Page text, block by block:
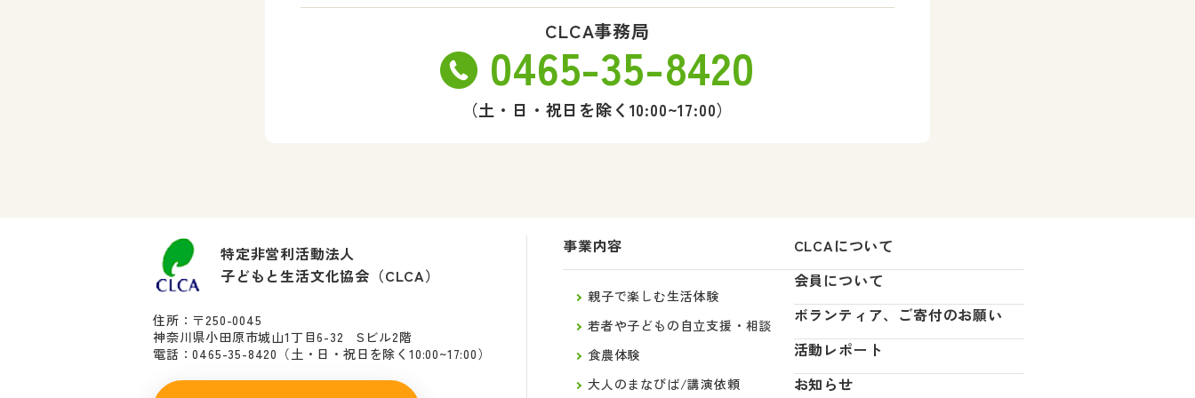
CLCA事務局
0465-35-8420
（土・日・祝日を除く10:00~17:00）
特定非営利活動法人
子どもと生活文化協会（CLCA）
住所：〒250-0045
神奈川県小田原市城山1丁目6-32 Sビル2階
電話：0465-35-8420 （土・日・祝日を除く10:00~17:00）
事業内容
親子で楽しむ生活体験
若者や子どもの自立支援・相談
食農体験
大人のまなびば/講演依頼
CLCAについて
会員について
ボランティア、ご寄付のお願い
活動レポート
お知らせ